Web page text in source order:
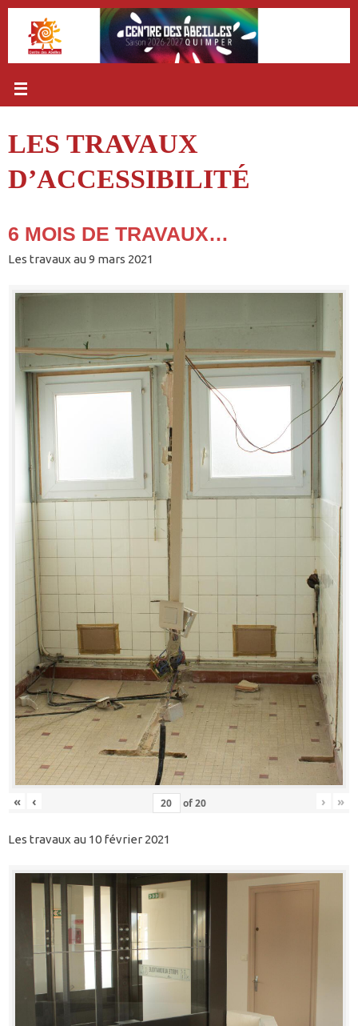
Passer
contenu
LES TRAVAUX
D’ACCESSIBILITÉ
6 MOIS DE TRAVAUX…
Les travaux au 9 mars 2021
« ‹ of20 › »
Les travaux au 10 février 2021